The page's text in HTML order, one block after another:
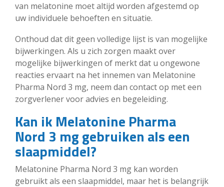
van melatonine moet altijd worden afgestemd op
uw individuele behoeften en situatie.
Onthoud dat dit geen volledige lijst is van mogelijke
bijwerkingen. Als u zich zorgen maakt over
mogelijke bijwerkingen of merkt dat u ongewone
reacties ervaart na het innemen van Melatonine
Pharma Nord 3 mg, neem dan contact op met een
zorgverlener voor advies en begeleiding.
Kan ik Melatonine Pharma
Nord 3 mg gebruiken als een
slaapmiddel?
Melatonine Pharma Nord 3 mg kan worden
gebruikt als een slaapmiddel, maar het is belangrijk